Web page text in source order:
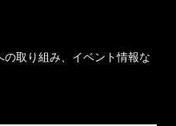
取り組み、イベント情報な